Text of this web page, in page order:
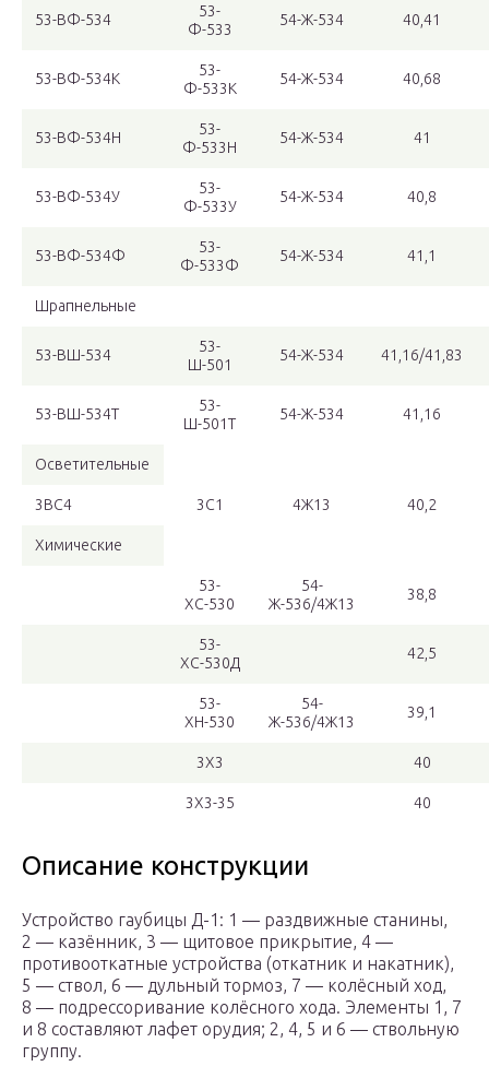
53-ВФ-534
53-
Ф-533
54-Ж-534 40,41
53-ВФ-534К
53-
Ф-533К
54-Ж-534 40,68
53-ВФ-534Н
53-
Ф-533Н
54-Ж-534 41
53-ВФ-534У
53-
Ф-533У
54-Ж-534 40,8
53-ВФ-534Ф
53-
Ф-533Ф
54-Ж-534 41,1
Шрапнельные
53-ВШ-534
53-
Ш-501
54-Ж-534 41,16/41,83
53-ВШ-534Т
53-
Ш-501Т
54-Ж-534 41,16
Осветительные
3ВС4 3С1 4Ж13 40,2
Химические
53-
ХС-530
54-
Ж-536/4Ж13
38,8
53-
ХС-530Д
42,5
53-
ХН-530
54-
Ж-536/4Ж13
39,1
3Х3 40
3Х3-35 40
Описание конструкции
Устройство гаубицы Д-1: 1 — раздвижные станины,
2 — казённик, 3 — щитовое прикрытие, 4 —
противооткатные устройства (откатник и накатник),
5 — ствол, 6 — дульный тормоз, 7 — колёсный ход,
8 — подрессоривание колёсного хода. Элементы 1, 7
и 8 составляют лафет орудия; 2, 4, 5 и 6 — ствольную
группу.